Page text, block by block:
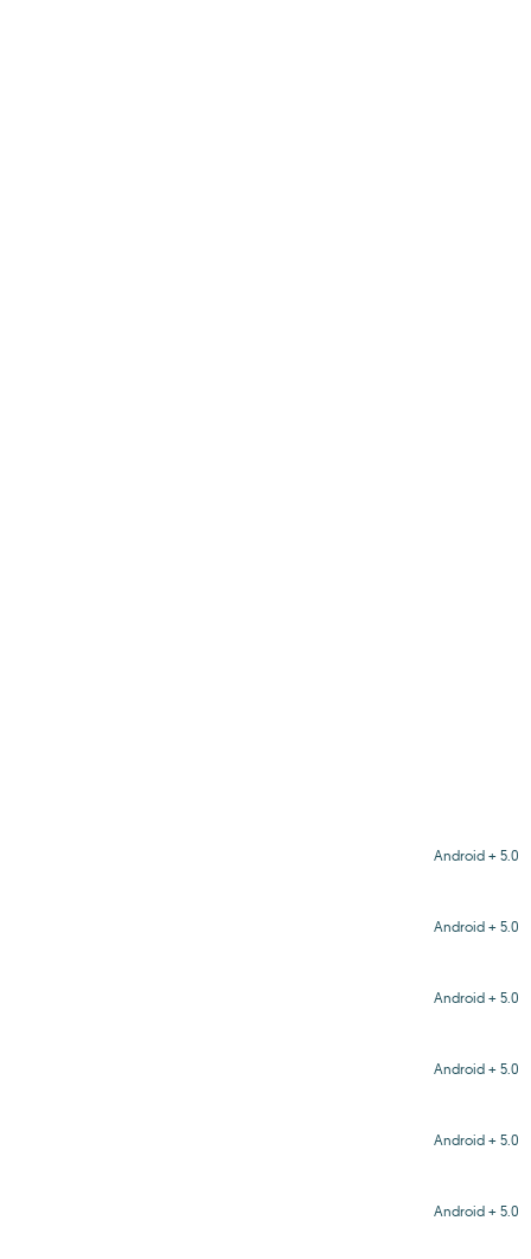
Android + 5.0
Android + 5.0
Android + 5.0
Android + 5.0
Android + 5.0
Android + 5.0